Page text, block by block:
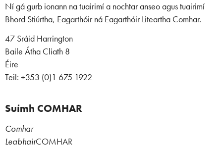
Ní gá gurb ionann na tuairimí a nochtar anseo agus tuairimí
Bhord Stiúrtha, Eagarthóir ná Eagarthóir Liteartha Comhar.
47 Sráid Harrington
Baile Átha Cliath 8
Éire
Teil: +353 (0)1 675 1922
Suímh COMHAR
Comhar
LeabhairCOMHAR